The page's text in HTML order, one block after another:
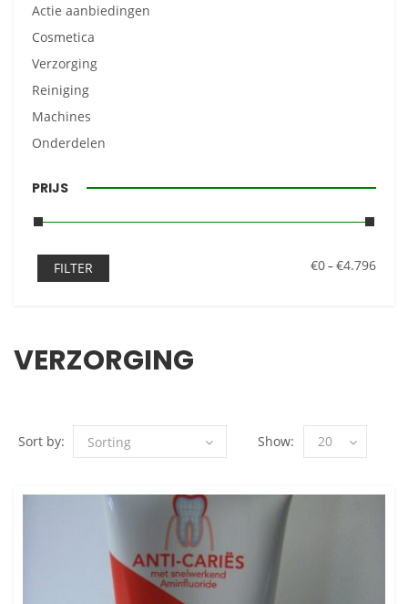
Actie aanbiedingen
Cosmetica
Verzorging
Reiniging
Machines
Onderdelen
PRIJS
FILTER €0–€4.796
VERZORGING
Sort by: Show: 20